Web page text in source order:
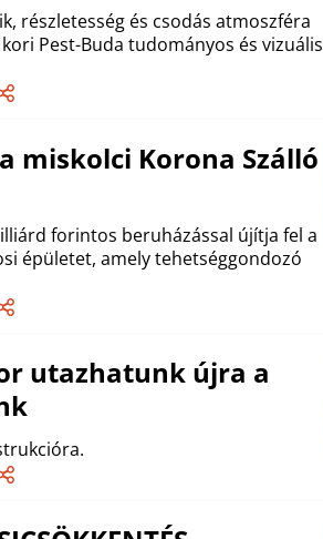
részletesség és csodás atmoszféra
Pest-Buda tudományos és vizuális
miskolci Korona Szálló
forintos beruházással újítja fel a
épületet, amely tehetséggondozó
utazhatunk újra a